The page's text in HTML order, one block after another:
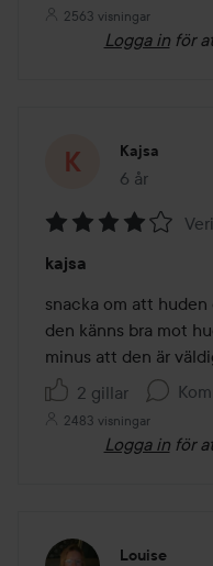
2563 visningar
Logga in för
Kajsa
6 år
Inlägget
4
av
5
kajsa
snacka om att
den känns bra mot
minus att den är
2 gillar
2483 visningar
Logga in för
Louise